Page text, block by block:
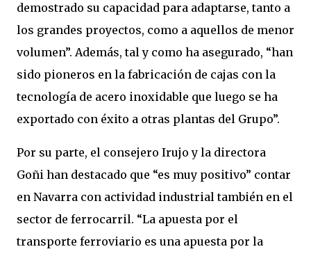
demostrado su capacidad para adaptarse, tanto a
los grandes proyectos, como a aquellos de menor
volumen”. Además, tal y como ha asegurado, “han
sido pioneros en la fabricación de cajas con la
tecnología de acero inoxidable que luego se ha
exportado con éxito a otras plantas del Grupo”.
Por su parte, el consejero Irujo y la directora
Goñi han destacado que “es muy positivo” contar
en Navarra con actividad industrial también en el
sector de ferrocarril. “La apuesta por el
transporte ferroviario es una apuesta por la